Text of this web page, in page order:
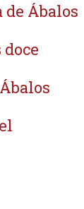
Ábalos